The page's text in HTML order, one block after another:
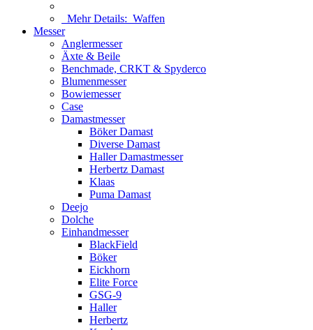
Mehr Details: Waffen
Messer
Anglermesser
Äxte & Beile
Benchmade, CRKT & Spyderco
Blumenmesser
Bowiemesser
Case
Damastmesser
Böker Damast
Diverse Damast
Haller Damastmesser
Herbertz Damast
Klaas
Puma Damast
Deejo
Dolche
Einhandmesser
BlackField
Böker
Eickhorn
Elite Force
GSG-9
Haller
Herbertz